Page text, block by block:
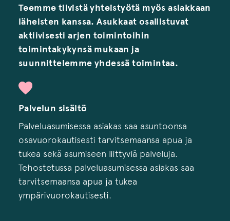
Teemme tiivistä yhteistyötä myös asiakkaan
läheisten kanssa. Asukkaat osallistuvat
aktiivisesti arjen toimintoihin
toimintakykynsä mukaan ja
suunnittelemme yhdessä toimintaa.
Palvelun sisältö
Palveluasumisessa asiakas saa asuntoonsa
osavuorokautisesti tarvitsemaansa apua ja
tukea sekä asumiseen liittyviä palveluja.
Tehostetussa palveluasumisessa asiakas saa
tarvitsemaansa apua ja tukea
ympärivuorokautisesti.